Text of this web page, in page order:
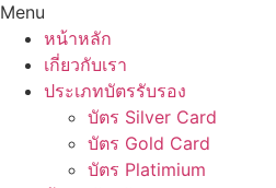
Menu
หน้าหลัก
เกี่ยวกับเรา
ประเภทบัตรรับรอง
บัตร Silver Card
บัตร Gold Card
บัตร Platimium